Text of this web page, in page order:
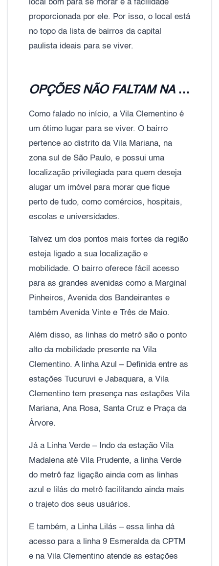
local bom para se morar e a facilidade
proporcionada por ele. Por isso, o local está
no topo da lista de bairros da capital
paulista ideais para se viver.
OPÇÕES NÃO FALTAM NA VILA CLEMENTINO
Como falado no início, a Vila Clementino é
um ótimo lugar para se viver. O bairro
pertence ao distrito da Vila Mariana, na
zona sul de São Paulo, e possui uma
localização privilegiada para quem deseja
alugar um imóvel para morar que fique
perto de tudo, como comércios, hospitais,
escolas e universidades.
Talvez um dos pontos mais fortes da região
esteja ligado a sua localização e
mobilidade. O bairro oferece fácil acesso
para as grandes avenidas como a Marginal
Pinheiros, Avenida dos Bandeirantes e
também Avenida Vinte e Três de Maio.
Além disso, as linhas do metrô são o ponto
alto da mobilidade presente na Vila
Clementino. A linha Azul – Definida entre as
estações Tucuruvi e Jabaquara, a Vila
Clementino tem presença nas estações Vila
Mariana, Ana Rosa, Santa Cruz e Praça da
Árvore.
Já a Linha Verde – Indo da estação Vila
Madalena até Vila Prudente, a linha Verde
do metrô faz ligação ainda com as linhas
azul e lilás do metrô facilitando ainda mais
o trajeto dos seus usuários.
E também, a Linha Lilás – essa linha dá
acesso para a linha 9 Esmeralda da CPTM
e na Vila Clementino atende as estações